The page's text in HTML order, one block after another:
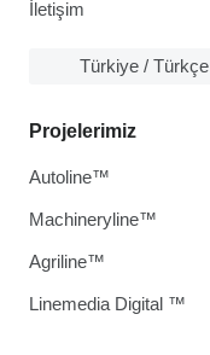
İletişim
Türkiye / Türkçe
Projelerimiz
Autoline™
Machineryline™
Agriline™
Linemedia Digital ™